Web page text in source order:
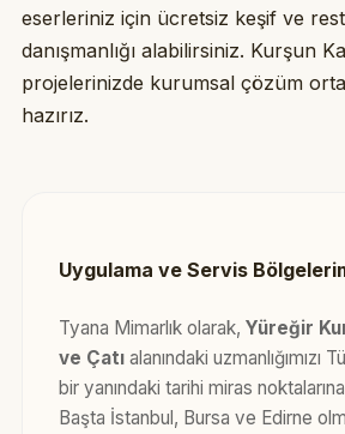
eserleriniz için ücretsiz keşif ve
danışmanlığı alabilirsiniz. Kurşun
projelerinizde kurumsal çözüm
hazırız.
Uygulama ve Servis
Tyana Mimarlık olarak, Yüreğir
ve Çatıalanındaki uzmanlığımızı
bir yanındaki tarihi miras
Başta İstanbul, Bursa ve Edirne